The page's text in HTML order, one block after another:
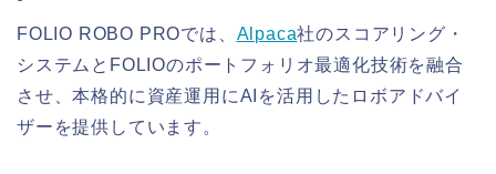
FOLIO ROBO PROでは、 Alpaca社のスコアリング・
システムとFOLIOのポートフォリオ最適化技術を融合
させ、本格的に資産運用にAIを活用したロボアドバイ
ザーを提供しています。